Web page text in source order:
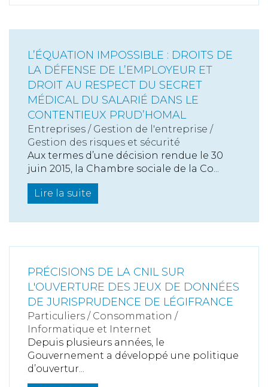
L’ÉQUATION IMPOSSIBLE : DROITS DE
LA DÉFENSE DE L’EMPLOYEUR ET
DROIT AU RESPECT DU SECRET
MÉDICAL DU SALARIÉ DANS LE
CONTENTIEUX PRUD’HOMAL
Entreprises / Gestion de l'entreprise /
Gestion des risques et sécurité
Aux termes d’une décision rendue le 30
juin 2015, la Chambre sociale de la Co...
Lire la suite
PRÉCISIONS DE LA CNIL SUR
L'OUVERTURE DES JEUX DE DONNÉES
DE JURISPRUDENCE DE LÉGIFRANCE
Particuliers / Consommation /
Informatique et Internet
Depuis plusieurs années, le
Gouvernement a développé une politique
d’ouvertur...